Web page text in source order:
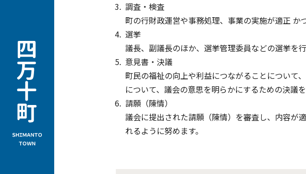
調査・検査
町の行財政運営や事務処理、事業の実施が適正 か
選挙
議長、副議長のほか、選挙管理委員などの選挙を行
意見書・決議
町民の福祉の向上や利益につながることについて
について、議会の意思を明らかにするための決議を
請願（陳情）
議会に提出された請願（陳情）を審査し、内容が
れるように努めます。